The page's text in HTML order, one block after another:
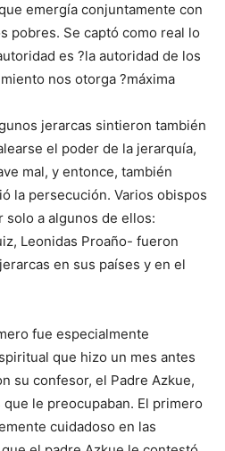
emergía conjuntamente con
pobres. Se captó como real lo
es ?la autoridad de los
nos otorga ?máxima
jerarcas sintieron también
el poder de la jerarquía,
mal, y entonce, también
la persecución. Varios obispos
solo a algunos de ellos:
Leonidas Proaño- fueron
en sus países y en el
fue especialmente
que hizo un mes antes
su confesor, el Padre Azkue,
le preocupaban. El primero
cuidadoso en las